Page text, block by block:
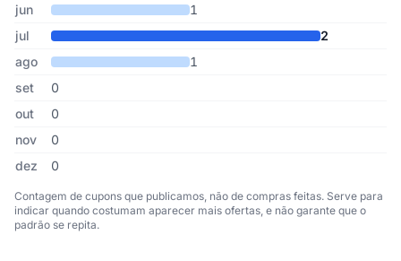
jun
1
jul
2
ago
1
set
0
out
0
nov
0
dez
0
Contagem de cupons que publicamos, não de compras feitas. Serve para
indicar quando costumam aparecer mais ofertas, e não garante que o
padrão se repita.